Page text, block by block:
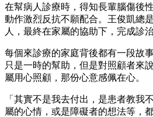
在幫病人診療時，得知長輩腦傷後
動作激烈反抗不願配合。王俊凱總
人，最終在家屬的協助下，完成診治
每個來診療的家庭背後都有一段故
只是一時的幫助，但是對照顧者來
屬用心照顧，那份心意感佩在心。
「其實不是我去付出，是患者教我
屬的心情，或是障礙者的想法等，